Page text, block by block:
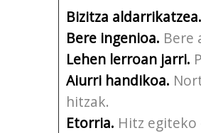
Bizitza aldarrikatzea.
Bere ingenioa. Bere
Lehen lerroan jarri.
Aiurri handikoa.
hitzak.
Etorria. Hitz